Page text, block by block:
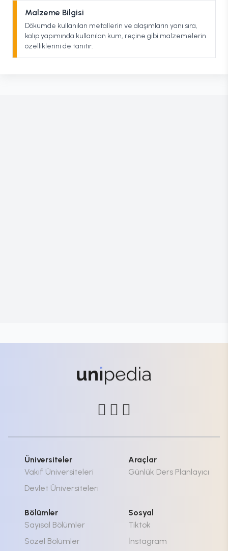
Malzeme Bilgisi
Dökümde kullanılan metallerin ve alaşımların yanı sıra,
kalıp yapımında kullanılan kum, reçine gibi malzemelerin
özelliklerini de tanıtır.
Üniversiteler
Vakıf Üniversiteleri
Devlet Üniversiteleri
Araçlar
Günlük Ders Planlayıcı
Bölümler
Sayısal Bölümler
Sözel Bölümler
Sosyal
Tiktok
İnstagram